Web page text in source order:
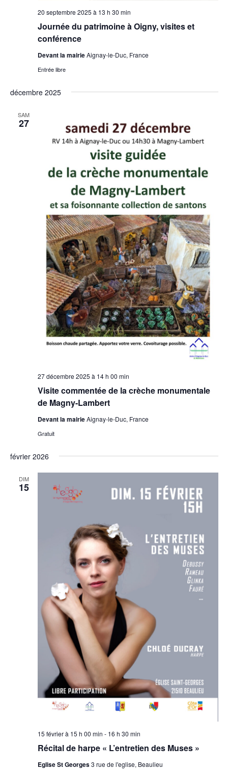
Journée du patrimoine à Oigny, visites et
conférence
20 septembre 2025 à 13 h 30 min
Devant la mairieAignay-le-Duc, France
Entrée libre
décembre 2025
SAM
27
Visite commentée de la crèche monumentale
de Magny-Lambert
27 décembre 2025 à 14 h 00 min
Devant la mairieAignay-le-Duc, France
Gratuit
février 2026
DIM
15
Récital de harpe « L’entretien des Muses »
15 février à 15 h 00 min - 16 h 30 min
Eglise St Georges3 rue de l'eglise, Beaulieu